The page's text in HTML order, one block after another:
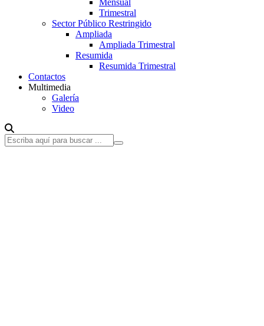
Mensual
Trimestral
Sector Público Restringido
Ampliada
Ampliada Trimestral
Resumida
Resumida Trimestral
Contactos
Multimedia
Galería
Video